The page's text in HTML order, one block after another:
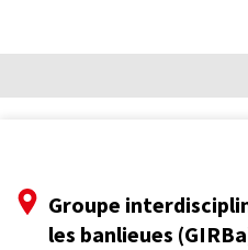
Groupe
les banlieues